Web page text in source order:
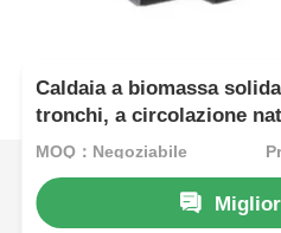
Caldaia a biomassa
tronchi, a circolazione
rapido e tempestivo
MOQ：Negoziabile